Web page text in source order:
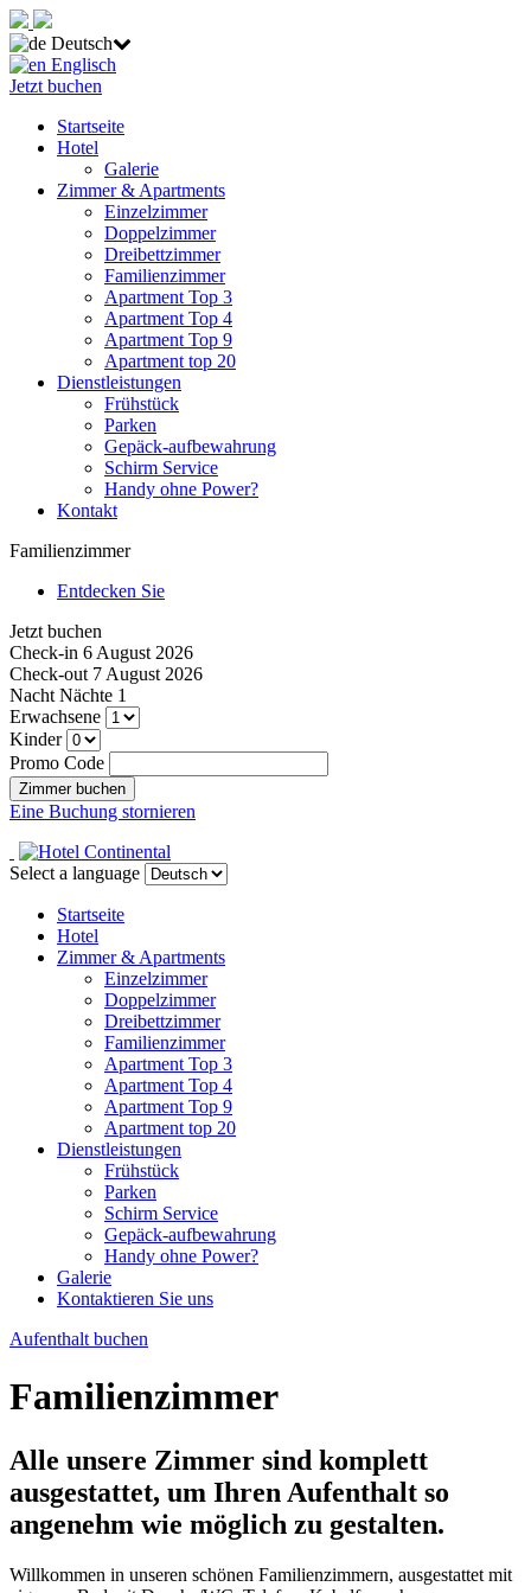
Deutsch
Englisch
Jetzt buchen
Startseite
Hotel
Galerie
Zimmer & Apartments
Einzelzimmer
Doppelzimmer
Dreibettzimmer
Familienzimmer
Apartment Top 3
Apartment Top 4
Apartment Top 9
Apartment top 20
Dienstleistungen
Frühstück
Parken
Gepäck-aufbewahrung
Schirm Service
Handy ohne Power?
Kontakt
Familienzimmer
Entdecken Sie
Jetzt buchen
Check-in 6 August 2026
Check-out 7 August 2026
Nacht Nächte 1
Erwachsene
Kinder
Promo Code
Eine Buchung stornieren
Select a language
Startseite
Hotel
Zimmer & Apartments
Einzelzimmer
Doppelzimmer
Dreibettzimmer
Familienzimmer
Apartment Top 3
Apartment Top 4
Apartment Top 9
Apartment top 20
Dienstleistungen
Frühstück
Parken
Schirm Service
Gepäck-aufbewahrung
Handy ohne Power?
Galerie
Kontaktieren Sie uns
Aufenthalt buchen
Familienzimmer
Alle unsere Zimmer sind komplett
ausgestattet, um Ihren Aufenthalt so
angenehm wie möglich zu gestalten.
Willkommen in unseren schönen Familienzimmern, ausgestattet mit